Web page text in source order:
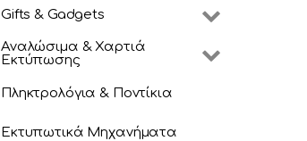
Gifts & Gadgets
Αναλώσιμα & Χαρτιά
Εκτύπωσης
Πληκτρολόγια & Ποντίκια
Εκτυπωτικά Μηχανήματα